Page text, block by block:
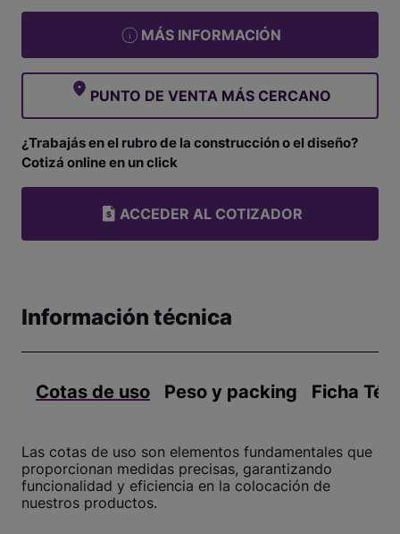
MÁS INFORMACIÓN
PUNTO DE VENTA MÁS CERCANO
¿Trabajás en el rubro de la construcción o el diseño?
Cotizá online en un click
ACCEDER AL COTIZADOR
Información técnica
Cotas de uso Peso y packing Ficha
Las cotas de uso son elementos fundamentales que
proporcionan medidas precisas, garantizando
funcionalidad y eficiencia en la colocación de
nuestros productos.